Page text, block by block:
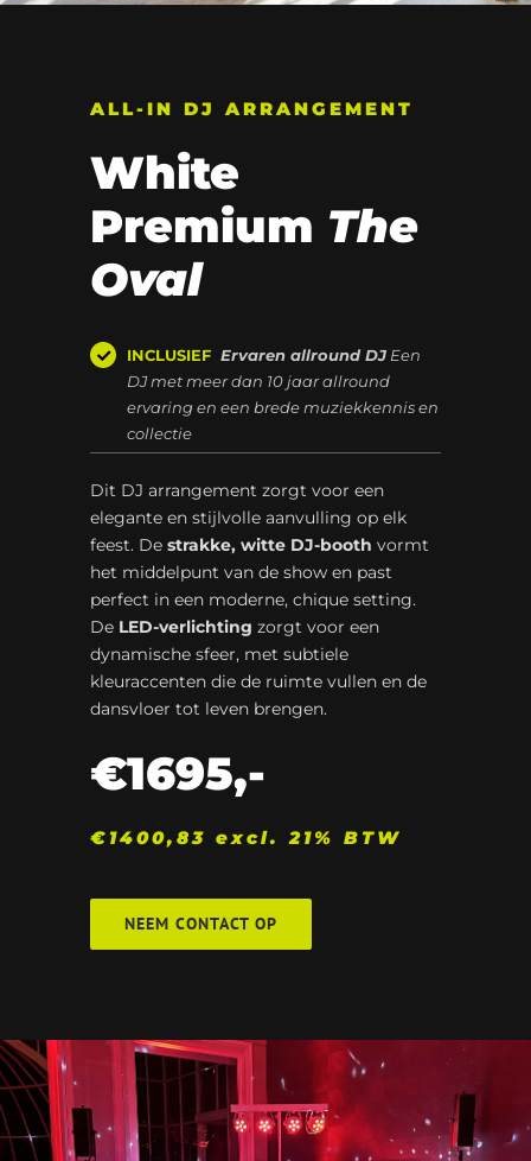
ALL-IN DJ ARRANGEMENT
White
Premium The
Oval
INCLUSIEF Ervaren allround DJ Een
DJ met meer dan 10 jaar allround
ervaring en een brede muziekkennis en
collectie
Dit DJ arrangement zorgt voor een
elegante en stijlvolle aanvulling op elk
feest. Destrakke, witte DJ-booth vormt
het middelpunt van de show en past
perfect in een moderne, chique setting.
De LED-verlichting zorgt voor een
dynamische sfeer, met subtiele
kleuraccenten die de ruimte vullen en de
dansvloer tot leven brengen.
€1695,-
€1400,83 excl. 21% BTW
NEEM CONTACT OP